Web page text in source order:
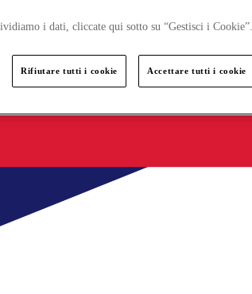
i dati, cliccate qui sotto su “Gestisci i Cookie”.
Rifiutare tutti i cookie Accettare tutti i cookie